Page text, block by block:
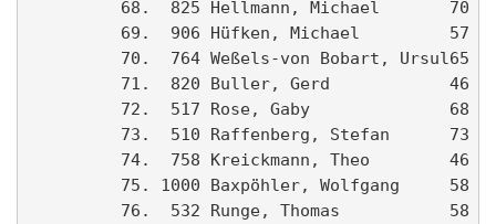
68.  825 Hellmann, Michael       70
69.  906 Hüfken, Michael         57
70.  764 Weßels-von Bobart, Ursul65
71.  820 Buller, Gerd            46
72.  517 Rose, Gaby              68
73.  510 Raffenberg, Stefan      73
74.  758 Kreickmann, Theo        46
75. 1000 Baxpöhler, Wolfgang     58
76.  532 Runge, Thomas           58